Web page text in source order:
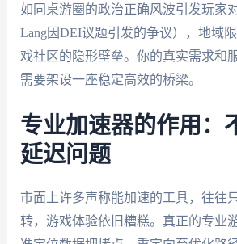
如同桌游圈的政治正确风波引发玩家
Lang因DEI议题引发的争议），地域
戏社区的隐形壁垒。你的真实需求和
需要架设一座稳定高效的桥梁。
专业加速器的作用：
延迟问题
市面上许多声称能加速的工具，往往
转，游戏体验依旧糟糕。真正的专业